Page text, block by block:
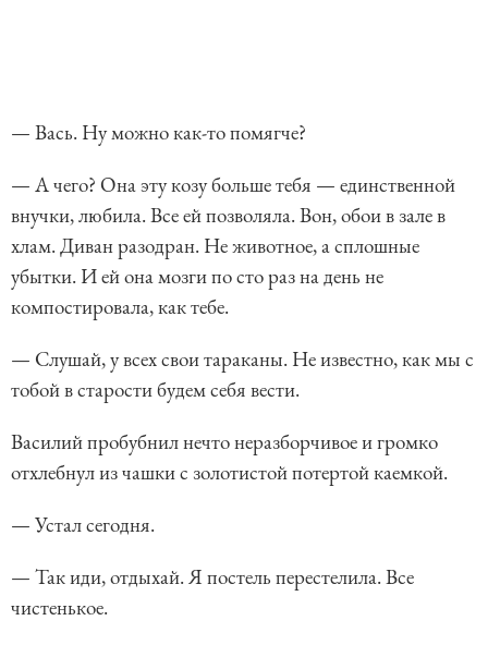
— Вась. Ну можно как-то помягче?
— А чего? Она эту козу больше тебя — единственной
внучки, любила. Все ей позволяла. Вон, обои в зале в
хлам. Диван разодран. Не животное, а сплошные
убытки. И ей она мозги по сто раз на день не
компостировала, как тебе.
— Слушай, у всех свои тараканы. Не известно, как мы с
тобой в старости будем себя вести.
Василий пробубнил нечто неразборчивое и громко
отхлебнул из чашки с золотистой потертой каемкой.
— Устал сегодня.
— Так иди, отдыхай. Я постель перестелила. Все
чистенькое.